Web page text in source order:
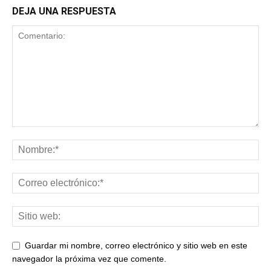
DEJA UNA RESPUESTA
Guardar mi nombre, correo electrónico y sitio web en este
navegador la próxima vez que comente.